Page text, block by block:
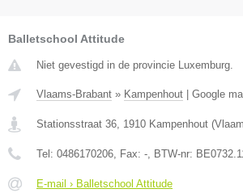
Balletschool Attitude
Niet gevestigd in de provincie Luxemburg.
Vlaams-Brabant » Kampenhout | Google
Stationsstraat 36 1910 Kampenhout (
Tel: 0486170206 , Fax: - , BTW-nr:
E-mail › Balletschool Attitude